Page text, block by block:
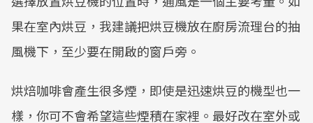
果在室內烘豆，我建議把烘豆機放在廚房流理台的抽
風機下，至少要在開啟的窗戶旁。
烘焙咖啡會產生很多煙，即使是迅速烘豆的機型也一
樣，你可不會希望這些煙積在家裡。最好改在室外或